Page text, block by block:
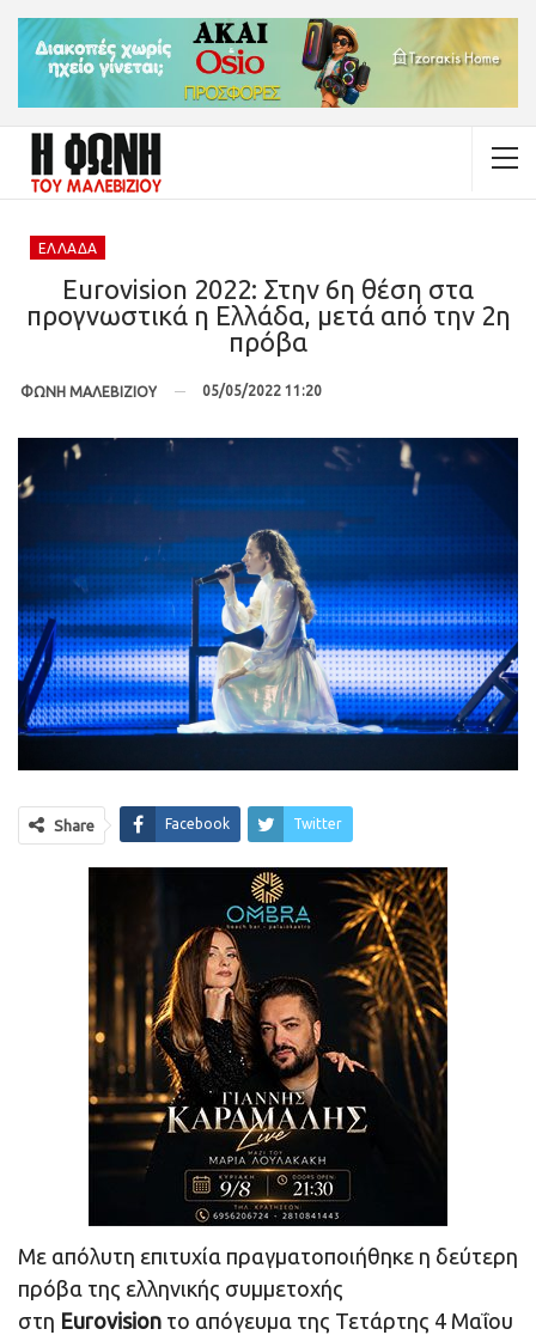
ΕΛΛΆΔΑ
Eurovision 2022: Στην 6η θέση στα
προγνωστικά η Ελλάδα, μετά από την 2η
πρόβα
ΦΩΝΗ ΜΑΛΕΒΙΖΙΟΥ 05/05/2022 11:20
Share Facebook Twitter
Με απόλυτη επιτυχία πραγματοποιήθηκε η δεύτερη
πρόβα της ελληνικής συμμετοχής
στη Eurovision το απόγευμα της Τετάρτης 4 Μαΐου